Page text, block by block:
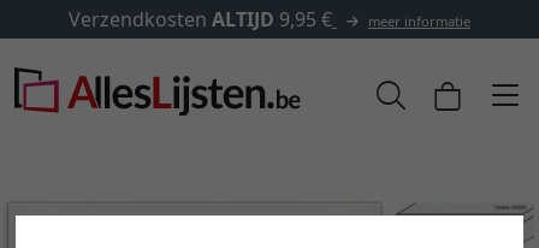
meer informatie ✓500.000 artikelen om uit te